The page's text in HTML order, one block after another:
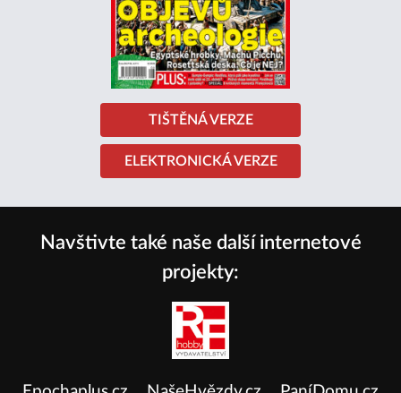
TIŠTĚNÁ VERZE
ELEKTRONICKÁ VERZE
Navštivte také naše další internetové
projekty: